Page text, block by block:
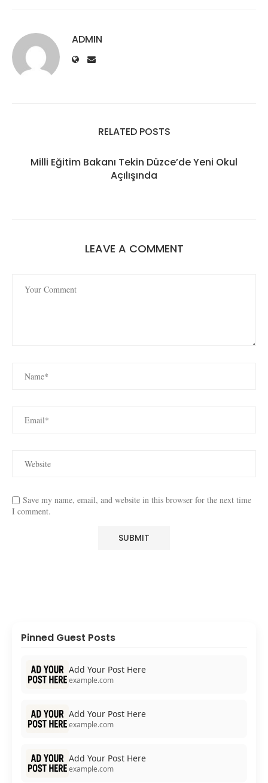
ADMIN
RELATED POSTS
Milli Eğitim Bakanı Tekin Düzce’de Yeni Okul
Açılışında
LEAVE A COMMENT
Save my name, email, and website in this browser for the next time
I comment.
Pinned Guest Posts
Add Your Post Here
example.com
Add Your Post Here
example.com
Add Your Post Here
example.com